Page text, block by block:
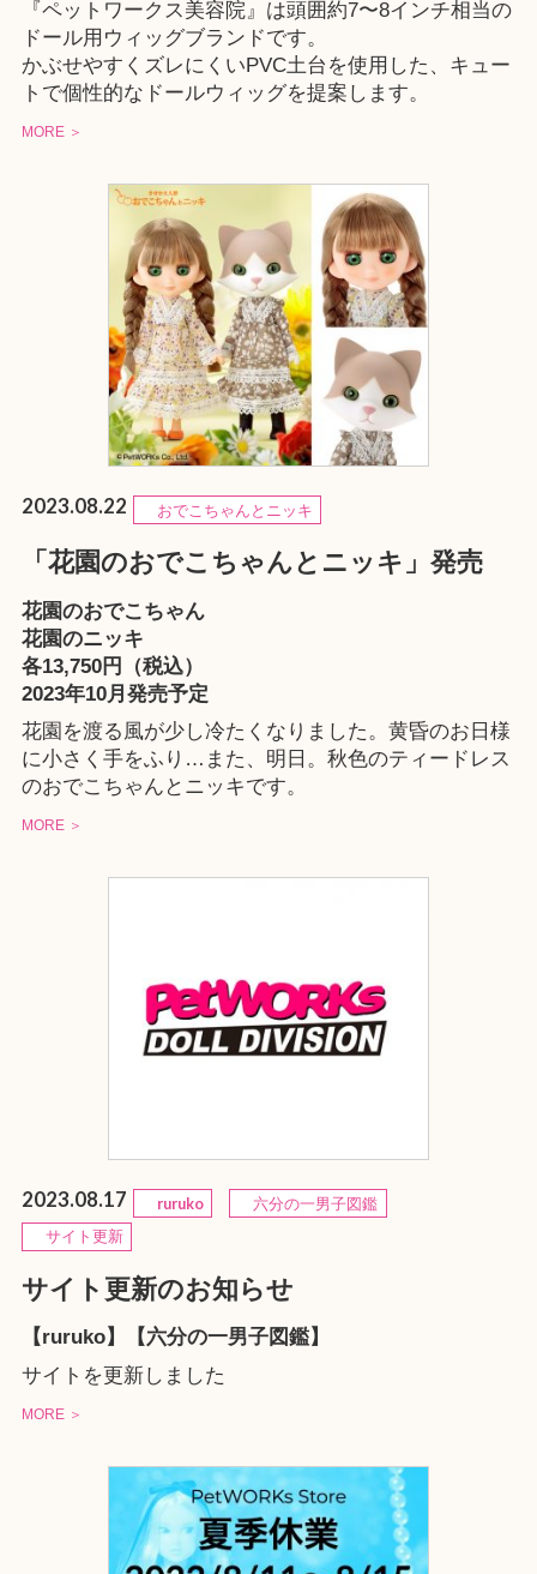
『ペットワークス美容院』は頭囲約7〜8インチ相当の
ドール用ウィッグブランドです。
かぶせやすくズレにくいPVC土台を使用した、キュー
トで個性的なドールウィッグを提案します。
MORE ＞
2023.08.22 おでこちゃんとニッキ
「花園のおでこちゃんとニッキ」発売
花園のおでこちゃん
花園のニッキ
各13,750円（税込）
2023年10月発売予定
花園を渡る風が少し冷たくなりました。黄昏のお日様
に小さく手をふり…また、明日。秋色のティードレス
のおでこちゃんとニッキです。
MORE ＞
2023.08.17 ruruko
六分の一男子図鑑
サイト更新
サイト更新のお知らせ
【ruruko】【六分の一男子図鑑】
サイトを更新しました
MORE ＞